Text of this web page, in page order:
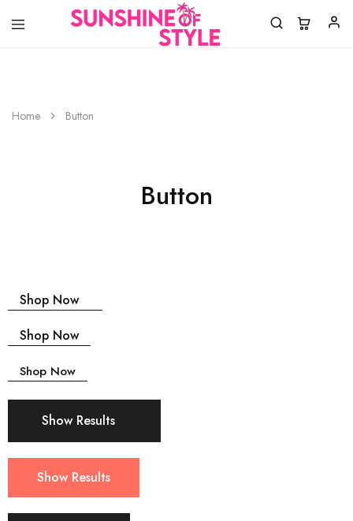
of
Style
jouw
style
Home Button
Button
Shop Now
Shop Now
Shop Now
Show Results
Show Results